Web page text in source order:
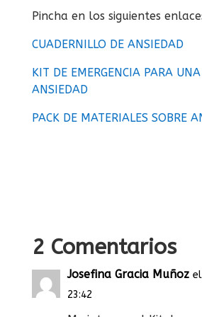
Pincha en los siguientes
CUADERNILLO DE ANSIEDAD
KIT DE EMERGENCIA PARA
ANSIEDAD
PACK DE MATERIALES SOBRE
2 Comentarios
Josefina Gracia Muñoz
23:42